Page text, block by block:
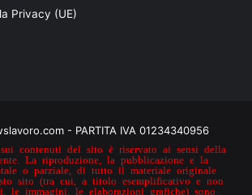
Privacy (UE)
- PARTITA IVA 01234340956
contenuti del sito è riservato ai sensi della
La riproduzione, la pubblicazione e la
o parziale, di tutto il materiale originale
sito (tra cui, a titolo esemplificativo e non
le immagini, le elaborazioni grafiche) sono